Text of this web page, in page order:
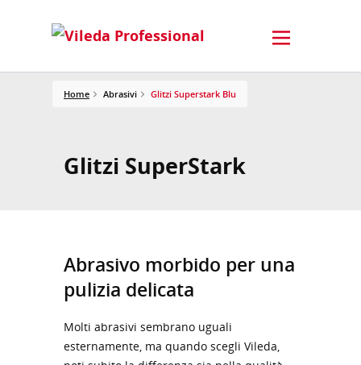
Home Abrasivi Glitzi Superstark Blu
Glitzi SuperStark
Abrasivo morbido per una
pulizia delicata
Molti abrasivi sembrano uguali
esternamente, ma quando scegli Vileda,